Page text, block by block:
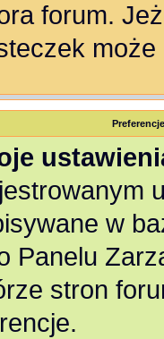
forum.
może
w
Panelu
stron